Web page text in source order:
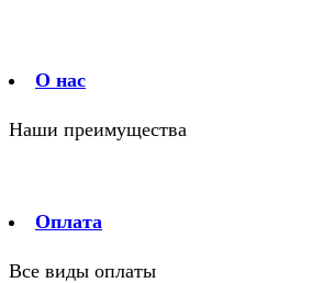
О нас
Наши преимущества
Оплата
Все виды оплаты